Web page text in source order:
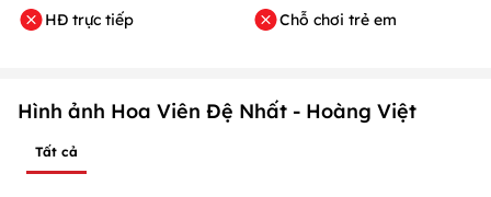
HĐ trực tiếp Chỗ chơi trẻ em
Hình ảnh Hoa Viên Đệ Nhất - Hoàng Việt
Tất cả